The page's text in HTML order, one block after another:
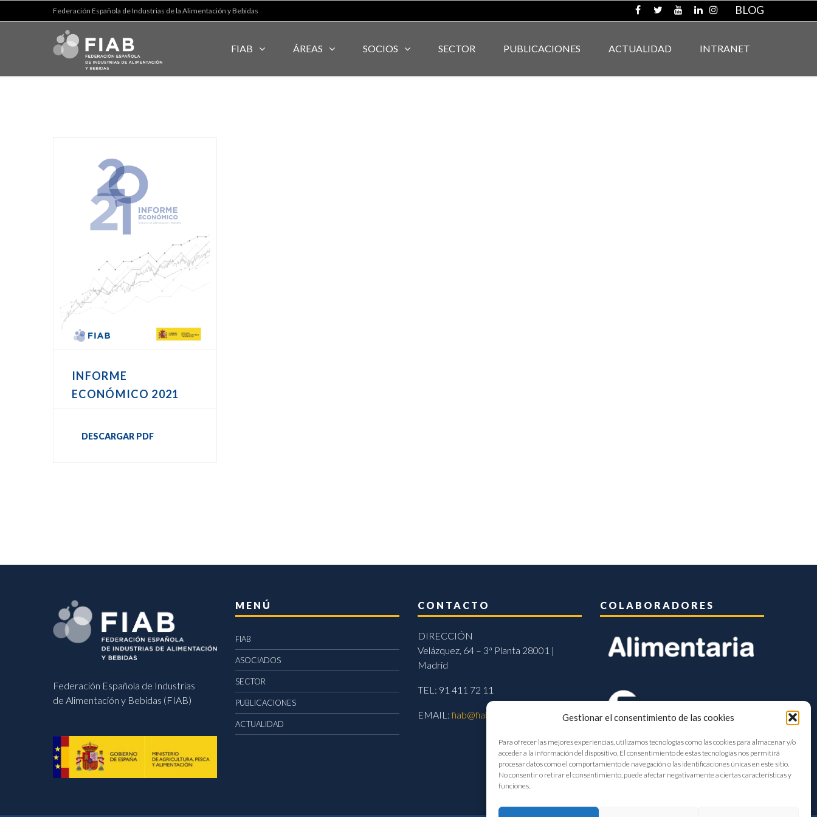
Gestionar el consentimiento de las cookies
Para ofrecer las mejores experiencias, utilizamos tecnologías como las cookies para almacenar y/o
acceder a la información del dispositivo. El consentimiento de estas tecnologías nos permitirá
procesar datos como el comportamiento de navegación o las identificaciones únicas en este sitio.
No consentir o retirar el consentimiento, puede afectar negativamente a ciertas características y
funciones.
Federación Española de Industrias de la Alimentación y Bebidas BLOG
FIAB ÁREAS SOCIOS SECTOR PUBLICACIONES ACTUALIDAD INTRANET
INFORME
ECONÓMICO 2021
DESCARGAR PDF
Federación Española de Industrias
de Alimentación y Bebidas (FIAB)
MENÚ
FIAB
ASOCIADOS
SECTOR
PUBLICACIONES
ACTUALIDAD
CONTACTO
DIRECCIÓN
Velázquez, 64 – 3ª Planta 28001 |
Madrid
TEL: 91 411 72 11
EMAIL:fiab@fiab.es
COLABORADORES